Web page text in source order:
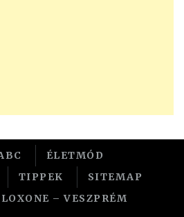
ÉLETMÓD
TIPPEK
SITEMAP
LOXONE – VESZPRÉM